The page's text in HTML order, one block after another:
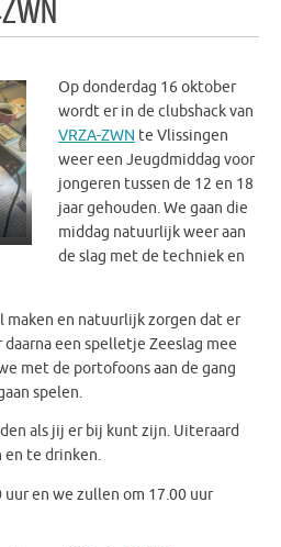
Op donderdag 16 oktober
wordt er in de clubshack van
VRZA-ZWN te Vlissingen
weer een Jeugdmiddag voor
jongeren tussen de 12 en 18
jaar gehouden. We gaan die
middag natuurlijk weer aan
de slag met de techniek en
maken en natuurlijk zorgen dat er
een spelletje Zeeslag mee
met de portofoons aan de gang
spelen.
als jij er bij kunt zijn. Uiteraard
en te drinken.
en we zullen om 17.00 uur